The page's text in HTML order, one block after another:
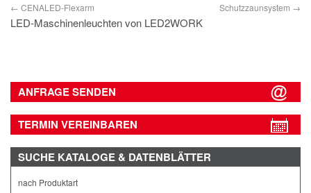
CENALED-Flexarm Schutzzaunsystem
LED-Maschinenleuchten von LED2WORK
ANFRAGE SENDEN
TERMIN VEREINBAREN
SUCHE KATALOGE & DATENBLÄTTER
nach Produktart